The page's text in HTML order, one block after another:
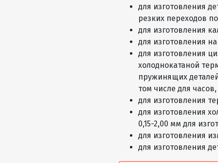
для изготовления
резких переходов
для изготовления
для изготовления
для изготовления
холоднокатаной
пружинящих
том числе для
для изготовления
для изготовления
0,15-2,00 мм для
для изготовления
для изготовления